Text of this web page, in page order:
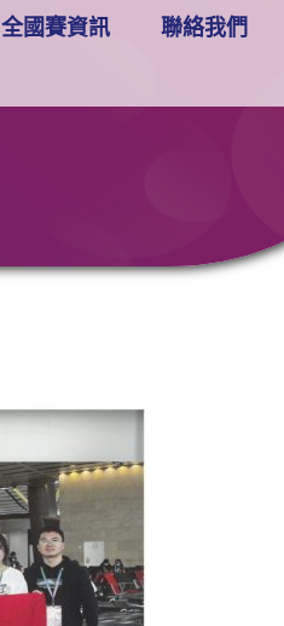
全國賽資訊
聯絡我們